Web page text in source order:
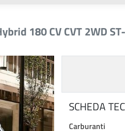
180 CV CVT 2WD
SCHEDA
Carburanti